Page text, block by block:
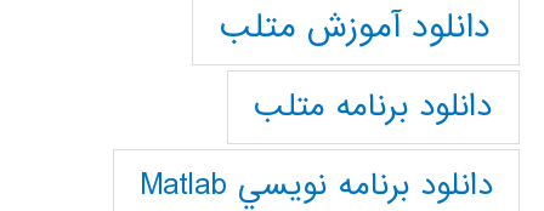
دانلود آموزش متلب
دانلود برنامه متلب
دانلود برنامه نويسي Matlab